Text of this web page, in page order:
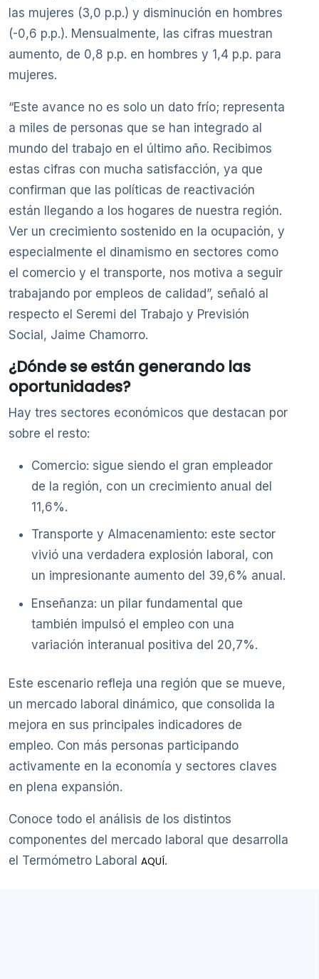
las mujeres (3,0 p.p.) y disminución en hombres
(-0,6 p.p.). Mensualmente, las cifras muestran
aumento, de 0,8 p.p. en hombres y 1,4 p.p. para
mujeres.
“Este avance no es solo un dato frío; representa
a miles de personas que se han integrado al
mundo del trabajo en el último año. Recibimos
estas cifras con mucha satisfacción, ya que
confirman que las políticas de reactivación
están llegando a los hogares de nuestra región.
Ver un crecimiento sostenido en la ocupación, y
especialmente el dinamismo en sectores como
el comercio y el transporte, nos motiva a seguir
trabajando por empleos de calidad”, señaló al
respecto el Seremi del Trabajo y Previsión
Social, Jaime Chamorro.
¿Dónde se están generando las
oportunidades?
Hay tres sectores económicos que destacan por
sobre el resto:
Comercio: sigue siendo el gran empleador
de la región, con un crecimiento anual del
11,6%.
Transporte y Almacenamiento: este sector
vivió una verdadera explosión laboral, con
un impresionante aumento del 39,6% anual.
Enseñanza: un pilar fundamental que
también impulsó el empleo con una
variación interanual positiva del 20,7%.
Este escenario refleja una región que se mueve,
un mercado laboral dinámico, que consolida la
mejora en sus principales indicadores de
empleo. Con más personas participando
activamente en la economía y sectores claves
en plena expansión.
Conoce todo el análisis de los distintos
componentes del mercado laboral que desarrolla
el Termómetro Laboral AQUÍ.